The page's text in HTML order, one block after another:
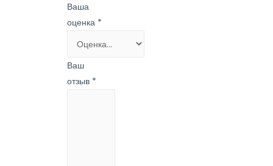
Ваша
оценка *
Ваш
отзыв *